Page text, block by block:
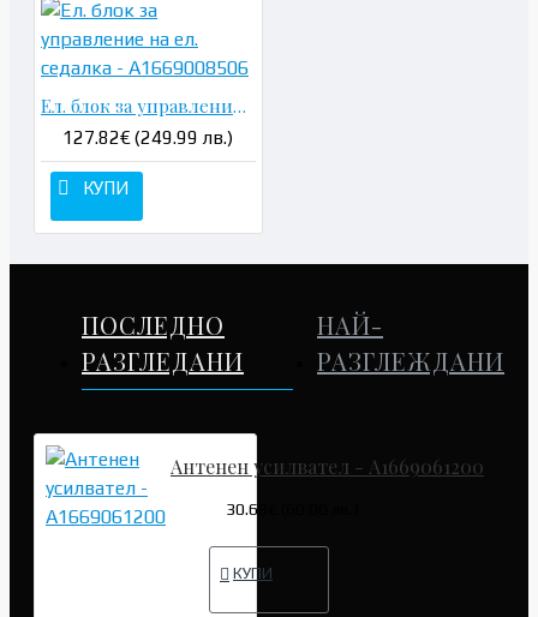
Ел. блок за управление на ел. седалка - A1669008506
127.82€ (249.99 лв.)
КУПИ
ПОСЛЕДНО
РАЗГЛЕДАНИ
НАЙ-
РАЗГЛЕЖДАНИ
Антенен усилвател - A1669061200
30.68€ (60.00 лв.)
КУПИ